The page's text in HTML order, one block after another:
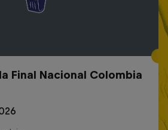
Final Nacional Colombia